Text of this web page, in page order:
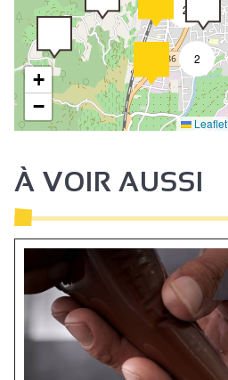
2
2
+
−
Leaflet
À VOIR AUSSI